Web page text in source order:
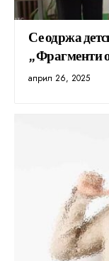
Се одржа
„Фрагменти
април 26, 2025